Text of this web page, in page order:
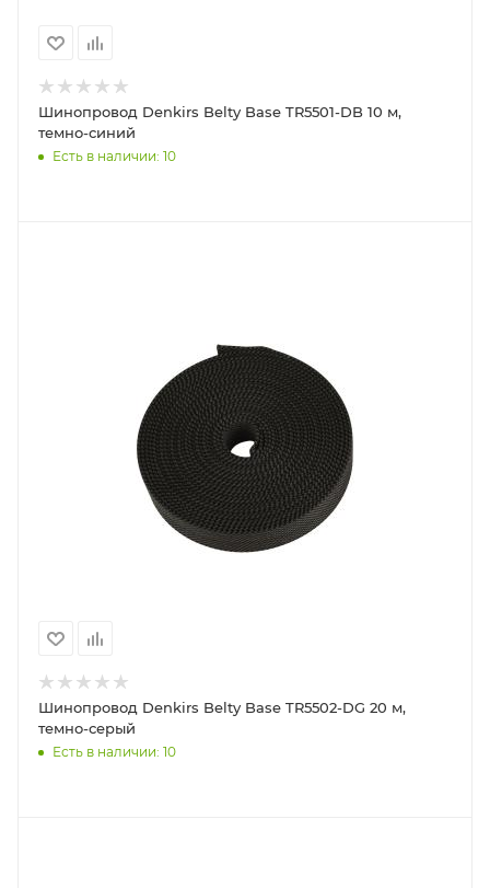
Шинопровод Denkirs Belty Base TR5501-DB 10 м,
темно-синий
Есть в наличии: 10
Шинопровод Denkirs Belty Base TR5502-DG 20 м,
темно-серый
Есть в наличии: 10